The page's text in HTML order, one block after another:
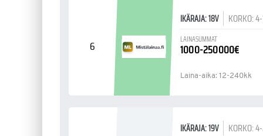
6
IKÄRAJA: 18V KORKO:
LAINASUMMAT
1000-250000€
Laina-aika: 12-240kk
IKÄRAJA: 19V KORKO: